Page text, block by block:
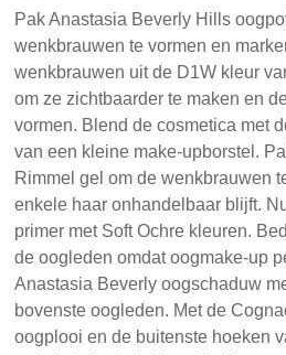
Pak Anastasia Beverly Hills
wenkbrauwen te vormen en
wenkbrauwen uit de D1W kleur
om ze zichtbaarder te maken en
vormen. Blend de cosmetica met
van een kleine make-upborstel.
Rimmel gel om de wenkbrauwen
enkele haar onhandelbaar blijft.
primer met Soft Ochre kleuren.
de oogleden omdat oogmake-up
Anastasia Beverly oogschaduw
bovenste oogleden. Met de
oogplooi en de buitenste hoeken